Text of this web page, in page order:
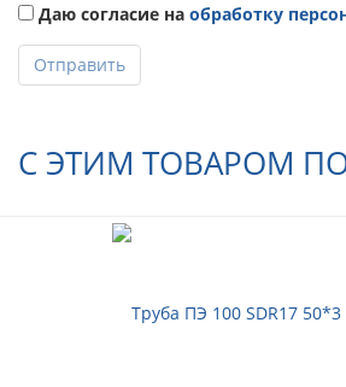
Даю согласие на обработку
Отправить
С ЭТИМ ТОВАРОМ